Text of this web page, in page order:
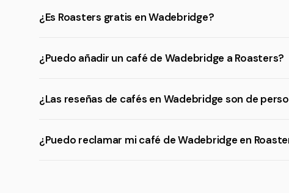
¿Es Roasters gratis en Wadebridge?
¿Puedo añadir un café de Wadebridge a Roasters?
¿Las reseñas de cafés en Wadebridge son de
¿Puedo reclamar mi café de Wadebridge en